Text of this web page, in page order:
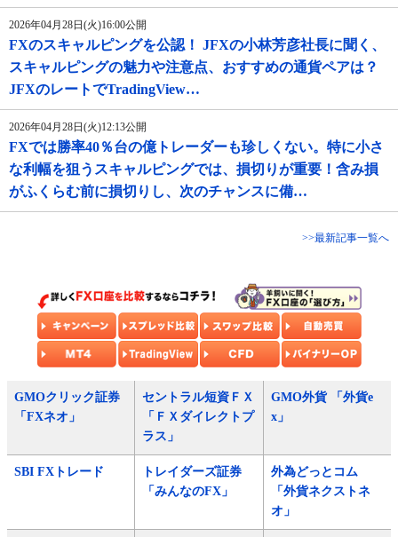
2026年04月28日(火)16:00公開
FXのスキャルピングを公認！ JFXの小林芳彦社長に聞く、
スキャルピングの魅力や注意点、おすすめの通貨ペアは？
JFXのレートでTradingView…
2026年04月28日(火)12:13公開
FXでは勝率40％台の億トレーダーも珍しくない。特に小さ
な利幅を狙うスキャルピングでは、損切りが重要！含み損
がふくらむ前に損切りし、次のチャンスに備…
>>最新記事一覧へ
GMOクリック証券
「FXネオ」
セントラル短資ＦＸ
「ＦＸダイレクトプ
ラス」
GMO外貨 「外貨e
x」
SBI FXトレード
トレイダーズ証券
「みんなのFX」
外為どっとコム
「外貨ネクストネ
オ」